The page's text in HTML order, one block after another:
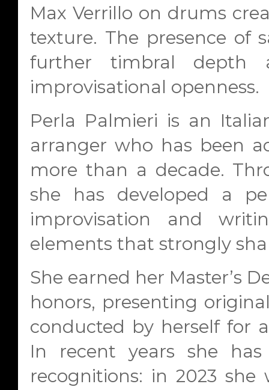
Max Verrillo on drums
texture. The presence of
further timbral depth
improvisational openness.
Perla Palmieri is an
arranger who has been
more than a decade.
she has developed a
improvisation and
elements that strongly
She earned her Master’s
honors, presenting
conducted by herself for
In recent years she
recognitions: in 2023